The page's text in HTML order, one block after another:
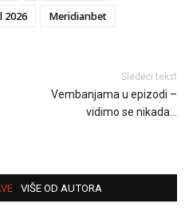
2026 Meridianbet
Sledeći tekst
Vembanjama u epizodi –
vidimo se nikada…
VIŠE OD AUTORA